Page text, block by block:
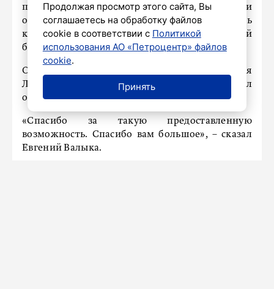
праздником Днем Военно-морского флота и
отправить открытки», – отметил заместитель
командира Ленинградской Военно-морской
базы капитан 1 ранга Евгений Валыка.
Он также лично и от своего командования
Ленинградской морской базы поблагодарил
организаторов «Морской почты».
«Спасибо за такую предоставленную
возможность. Спасибо вам большое», – сказал
Евгений Валыка.
Продолжая просмотр этого сайта, Вы
соглашаетесь на обработку файлов
cookie в соответствии с Политикой
использования АО «Петроцентр» файлов
cookie.
Принять